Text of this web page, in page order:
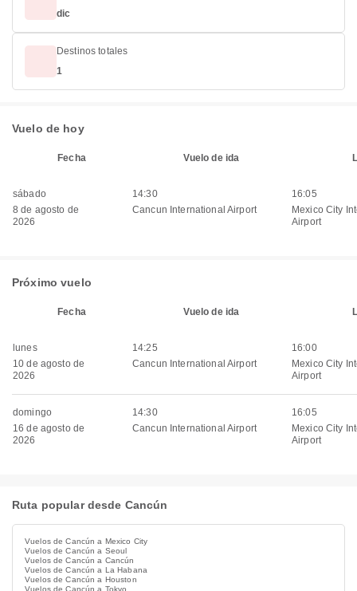
dic
Destinos totales
1
Vuelo de hoy
Fecha Vuelo de ida
sábado
8 de agosto de
2026
14:30
Cancun International Airport
16:05
Mexico City
Airport
Próximo vuelo
Fecha Vuelo de ida
lunes
10 de agosto de
2026
14:25
Cancun International Airport
16:00
Mexico City
Airport
domingo
16 de agosto de
2026
14:30
Cancun International Airport
16:05
Mexico City
Airport
Ruta popular desde Cancún
Vuelos de Cancún a Mexico City
Vuelos de Cancún a Seoul
Vuelos de Cancún a Cancún
Vuelos de Cancún a La Habana
Vuelos de Cancún a Houston
Vuelos de Cancún a Tokyo